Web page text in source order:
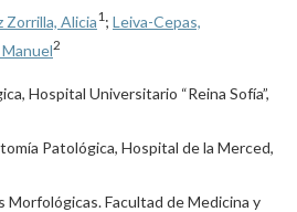
Zorrilla, Alicia1 ; Leiva-Cepas,
2
Hospital Universitario “Reina Sofía”,
Patológica, Hospital de la Merced,
Facultad de Medicina y